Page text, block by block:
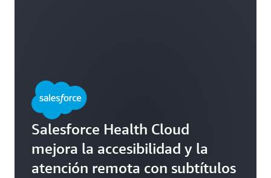
Salesforce Health Cloud
mejora la accesibilidad y la
atención remota con subtítulos